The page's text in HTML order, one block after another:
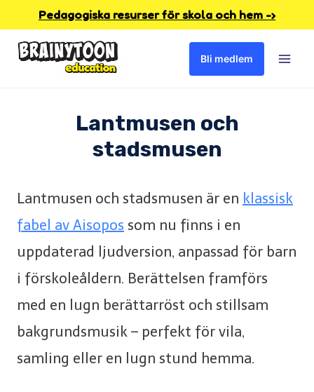
content
Pedagogiska resurser för skola och hem -›
Bli medlem
Lantmusen och
stadsmusen
Lantmusen och stadsmusen är en klassisk
fabel av Aisopos som nu finns i en
uppdaterad ljudversion, anpassad för barn
i förskoleåldern. Berättelsen framförs
med en lugn berättarröst och stillsam
bakgrundsmusik – perfekt för vila,
samling eller en lugn stund hemma.